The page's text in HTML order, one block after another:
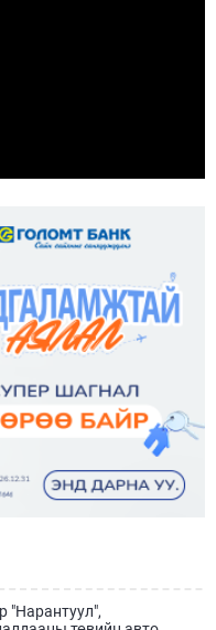
"Нарантуул",